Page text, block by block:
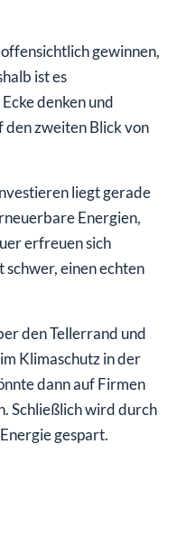
gewinnen,
ist es
denken und
den zweiten Blick von
liegt gerade
Energien,
erfreuen sich
einen echten
den Tellerrand und
Klimaschutz in der
dann auf Firmen
Schließlich wird durch
gespart.